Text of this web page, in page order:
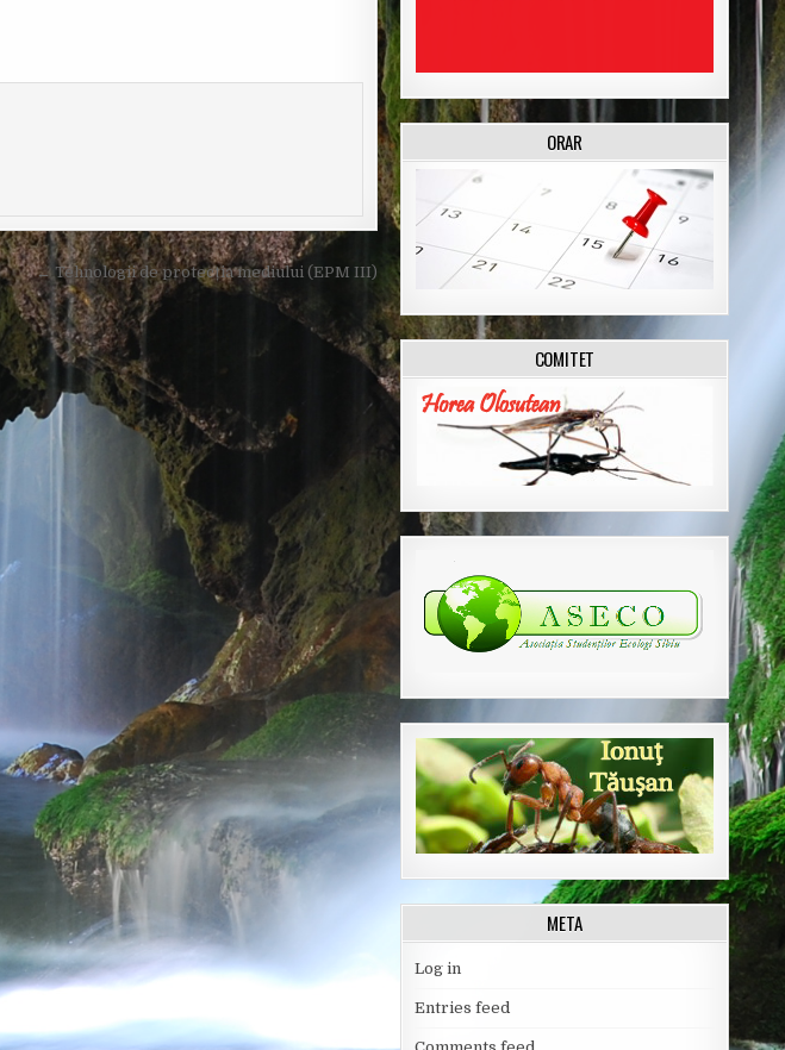
← Tehnologii de protecția mediului (EPM III)
ORAR
COMITET
META
Log in
Entries feed